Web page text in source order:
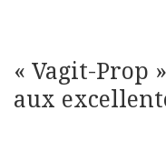
« Vagit-Prop
aux